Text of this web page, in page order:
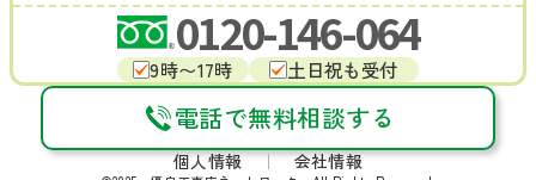
0120-146-064
9時〜17時 土日祝も受付
電話で無料相談する
個人情報 ｜ 会社情報